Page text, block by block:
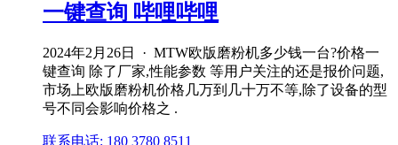
一键查询 哔哩哔哩
2024年2月26日 · MTW欧版磨粉机多少钱一台?价格一
键查询 除了厂家,性能参数 等用户关注的还是报价问题,
市场上欧版磨粉机价格几万到几十万不等,除了设备的型
号不同会影响价格之 .
联系电话: 180 3780 8511